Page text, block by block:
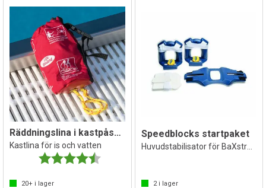
Räddningslina i kastpåse 18 m
Kastlina för is och vatten
Betyg:
4.4 utav 5 stjärnor
20+ i lager
Speedblocks startpaket
Huvudstabilisator för BaXstrap-sträckare
2i lager